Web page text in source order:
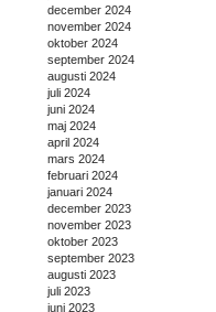
december 2024
november 2024
oktober 2024
september 2024
augusti 2024
juli 2024
juni 2024
maj 2024
april 2024
mars 2024
februari 2024
januari 2024
december 2023
november 2023
oktober 2023
september 2023
augusti 2023
juli 2023
juni 2023